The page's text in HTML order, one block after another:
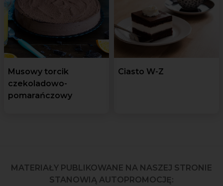
Musowy torcik
czekoladowo-
pomarańczowy
Ciasto W-Z
MATERIAŁY PUBLIKOWANE NA NASZEJ STRONIE
STANOWIĄ AUTOPROMOCJĘ: